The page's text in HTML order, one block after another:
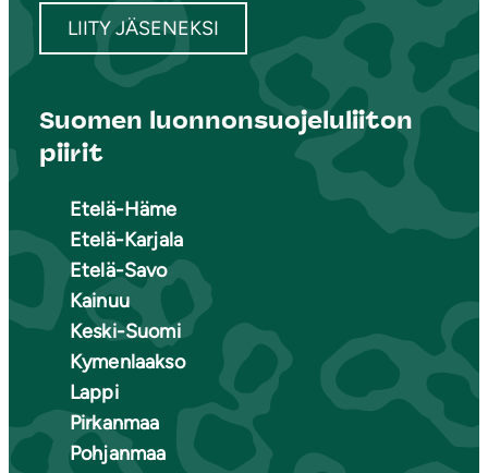
LIITY JÄSENEKSI
Suomen luonnonsuojeluliiton
piirit
Etelä-Häme
Etelä-Karjala
Etelä-Savo
Kainuu
Keski-Suomi
Kymenlaakso
Lappi
Pirkanmaa
Pohjanmaa